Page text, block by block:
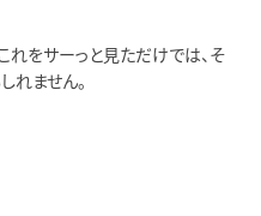
をサーっと見ただけでは、そ
れません。